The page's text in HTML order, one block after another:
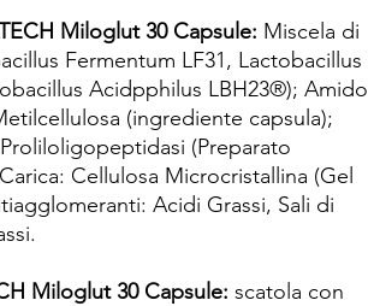
Miloglut 30 Capsule: Miscela di
Fermentum LF31, Lactobacillus
Acidpphilus LBH23®); Amido
(ingrediente capsula);
(Preparato
Cellulosa Microcristallina (Gel
Acidi Grassi, Sali di
Miloglut 30 Capsule: scatola con